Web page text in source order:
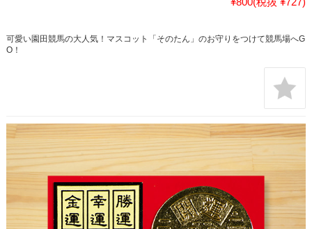
可愛い園田競馬の大人気！マスコット「そのたん」のお守りをつけて競馬場へG
O！